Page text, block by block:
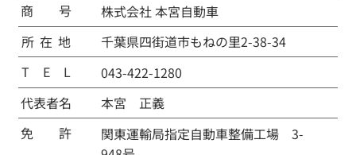
​商 号
株式会社 本宮自動車
所 在 地
千葉県四街道市もねの里2-38-34
T
E L
043-422-1280
代表者名
本宮 正義
免
許
関東運輸局指定自動車整備工場 3-